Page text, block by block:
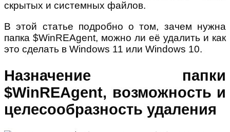
скрытых и системных файлов.
В этой статье подробно о том, зачем нужна
папка $WinREAgent, можно ли её удалить и как
это сделать в Windows 11 или Windows 10.
Назначение папки
$WinREAgent, возможность и
целесообразность удаления